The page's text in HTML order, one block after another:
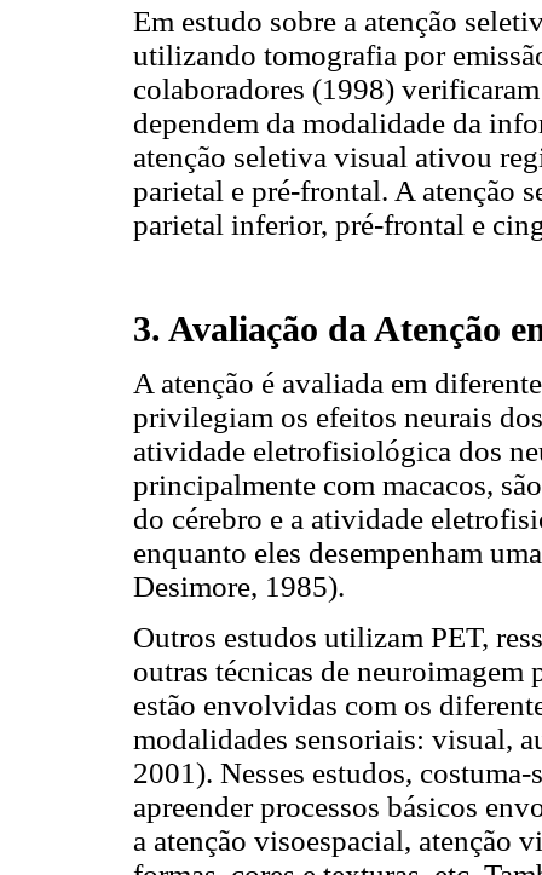
Em estudo sobre a atenção
utilizando tomografia por
colaboradores (1998)
dependem da modalidade da
atenção seletiva visual ativou
parietal e pré-frontal. A atenção
parietal inferior, pré-frontal e
3. Avaliação da Atenção
A atenção é avaliada em
privilegiam os efeitos neurais
atividade eletrofisiológica dos
principalmente com macacos,
do cérebro e a atividade
enquanto eles desempenham
Desimore, 1985).
Outros estudos utilizam PET,
outras técnicas de neuroimagem
estão envolvidas com os
modalidades sensoriais: visual,
2001). Nesses estudos,
apreender processos básicos
a atenção visoespacial, atenção